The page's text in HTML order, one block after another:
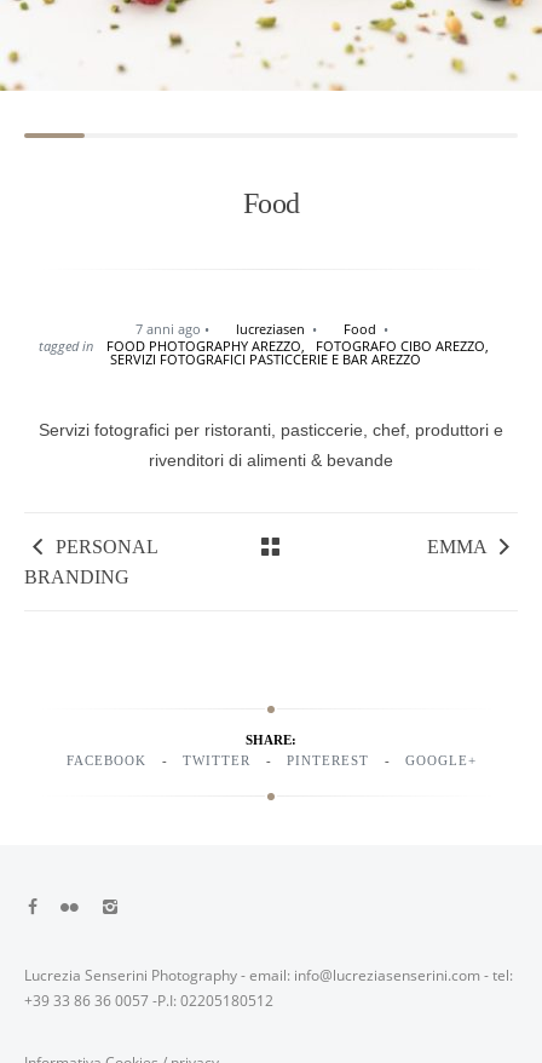
Food
7 anni ago lucreziasen
Food
tagged in
FOOD PHOTOGRAPHY AREZZO, FOTOGRAFO CIBO AREZZO,
SERVIZI FOTOGRAFICI PASTICCERIE E BAR AREZZO
Servizi fotografici per ristoranti, pasticcerie, chef, produttori e
rivenditori di alimenti & bevande
PERSONAL
BRANDING
EMMA
SHARE:
FACEBOOK
TWITTER PINTEREST GOOGLE+
Lucrezia Senserini Photography - email: info@lucreziasenserini.com - tel:
+39 33 86 36 0057 -P.I: 02205180512